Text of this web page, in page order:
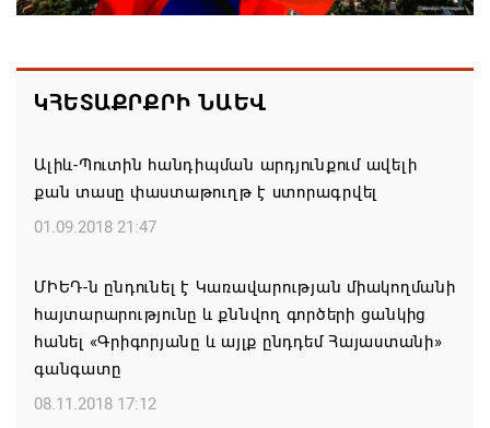
մտահոգություն է հայտնել Եկեղեցու շուրջ
ստեղծված իրավիճակի հետ կապված
Միասնական աղոթք և Ամենայն Հայոց
Կաթողիկոսի հայրապետական պատգամը
07.08.2026 19:50
Ժամանակակից Բելառուսին պակասում է այն
կառավարման համակարգը, որը կար խորհրդային
ժամանակներում, հայտարարել է Ալեքսանդր
ԿՀԵՏԱՔՐՔՐԻ ՆԱԵՎ
Ալիև-Պուտին հանդիպման արդյունքում ավելի
քան տասը փաստաթուղթ է ստորագրվել
01.09.2018 21:47
ՄԻԵԴ-ն ընդունել է Կառավարության միակողմանի
հայտարարությունը և քննվող գործերի ցանկից
հանել «Գրիգորյանը և այլք ընդդեմ Հայաստանի»
գանգատը
08.11.2018 17:12